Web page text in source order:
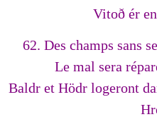
Vitoð ér
62. Des champs sans
Le mal sera
Baldr et Hödr logeront